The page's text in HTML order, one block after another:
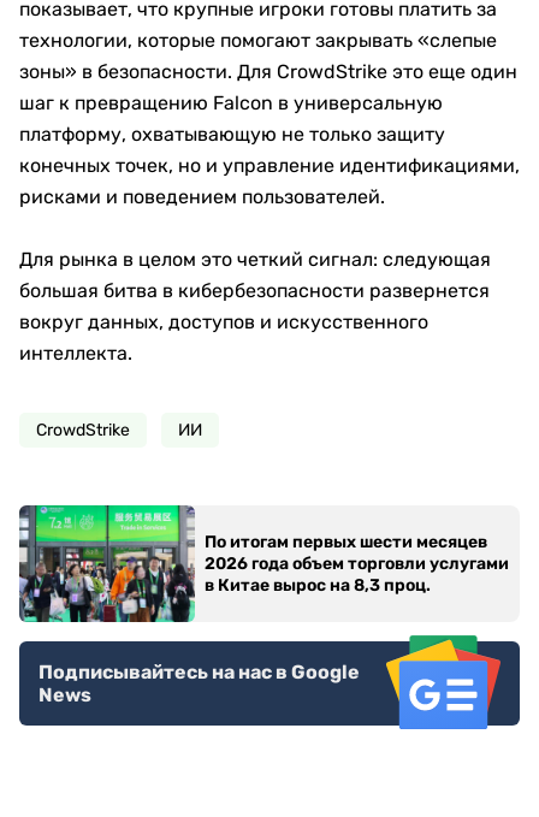
показывает, что крупные игроки готовы платить за
технологии, которые помогают закрывать «слепые
зоны» в безопасности. Для CrowdStrike это еще один
шаг к превращению Falcon в универсальную
платформу, охватывающую не только защиту
конечных точек, но и управление идентификациями,
рисками и поведением пользователей.
Для рынка в целом это четкий сигнал: следующая
большая битва в кибербезопасности развернется
вокруг данных, доступов и искусственного
интеллекта.
CrowdStrike ИИ
По итогам первых шести месяцев
2026 года объем торговли услугами
в Китае вырос на 8,3 проц.
Подписывайтесь на нас в Google
News